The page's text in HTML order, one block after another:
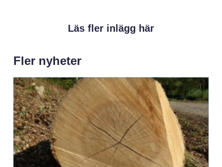
Läs fler inlägg här
Fler nyheter